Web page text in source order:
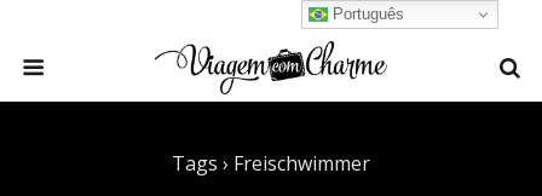
Tags › Freischwimmer
Português